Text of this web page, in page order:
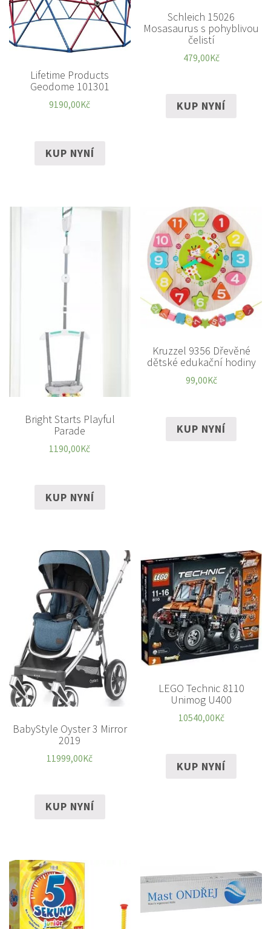
Lifetime Products
Geodome 101301
9190,00Kč
KUP NYNÍ
Schleich 15026
Mosasaurus s pohyblivou
čelistí
479,00Kč
KUP NYNÍ
Bright Starts Playful
Parade
1190,00Kč
KUP NYNÍ
Kruzzel 9356 Dřevěné
dětské edukační hodiny
99,00Kč
KUP NYNÍ
BabyStyle Oyster 3 Mirror
2019
11999,00Kč
KUP NYNÍ
LEGO Technic 8110
Unimog U400
10540,00Kč
KUP NYNÍ